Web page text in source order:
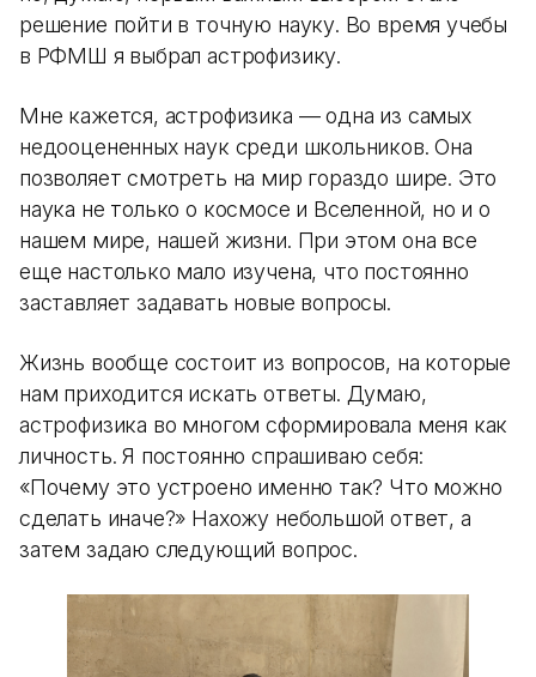
решение пойти в точную науку. Во время учебы
в РФМШ я выбрал астрофизику.
Мне кажется, астрофизика — одна из самых
недооцененных наук среди школьников. Она
позволяет смотреть на мир гораздо шире. Это
наука не только о космосе и Вселенной, но и о
нашем мире, нашей жизни. При этом она все
еще настолько мало изучена, что постоянно
заставляет задавать новые вопросы.
Жизнь вообще состоит из вопросов, на которые
нам приходится искать ответы. Думаю,
астрофизика во многом сформировала меня как
личность. Я постоянно спрашиваю себя:
«Почему это устроено именно так? Что можно
сделать иначе?» Нахожу небольшой ответ, а
затем задаю следующий вопрос.